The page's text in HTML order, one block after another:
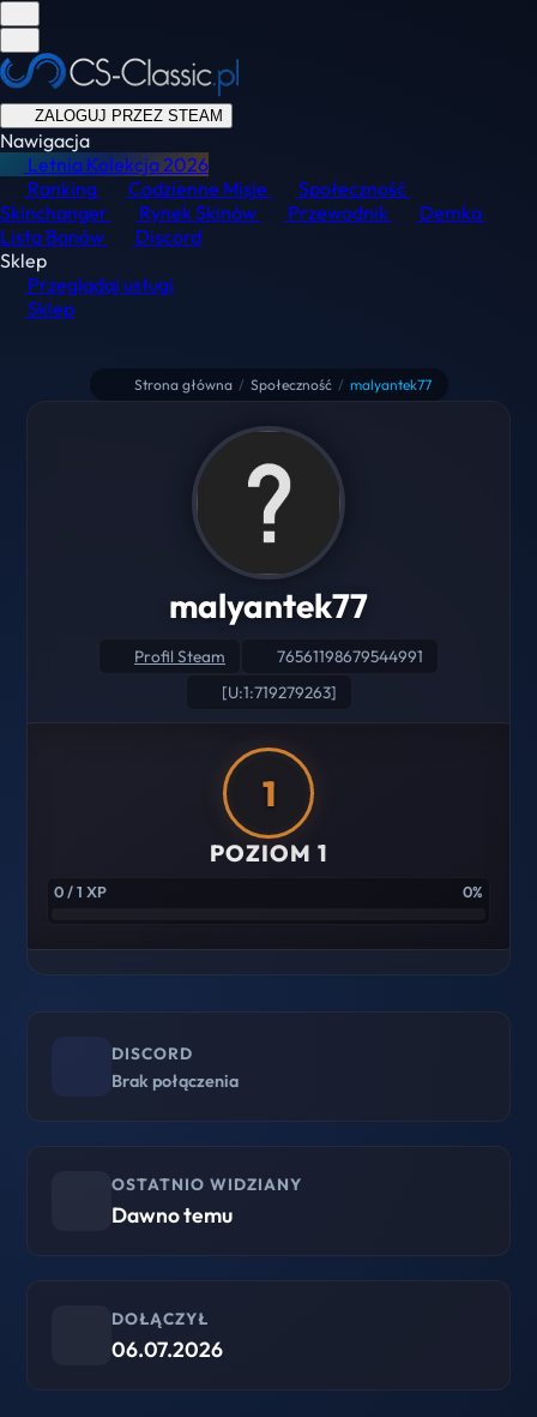
ZALOGUJ PRZEZ STEAM
Nawigacja
Letnia Kolekcja2026
Ranking
Codzienne Misje
Społeczność
Skinchanger
Rynek Skinów Przewodnik
Demka
Lista Banów
Discord
Sklep
Przeglądaj usługi
Sklep
Strona główna / Społeczność / malyantek77
malyantek77
Profil Steam
76561198679544991
[U:1:719279263]
1
POZIOM 1
0 / 1 XP 0%
DISCORD
Brak połączenia
OSTATNIO WIDZIANY
Dawno temu
DOŁĄCZYŁ
06.07.2026